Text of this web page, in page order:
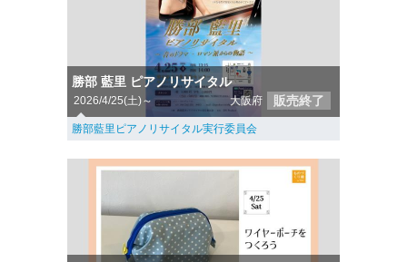
勝部 藍里 ピアノリサイタル
2026/4/25(土)～ 大阪府 販売終了
勝部藍里ピアノリサイタル実行委員会